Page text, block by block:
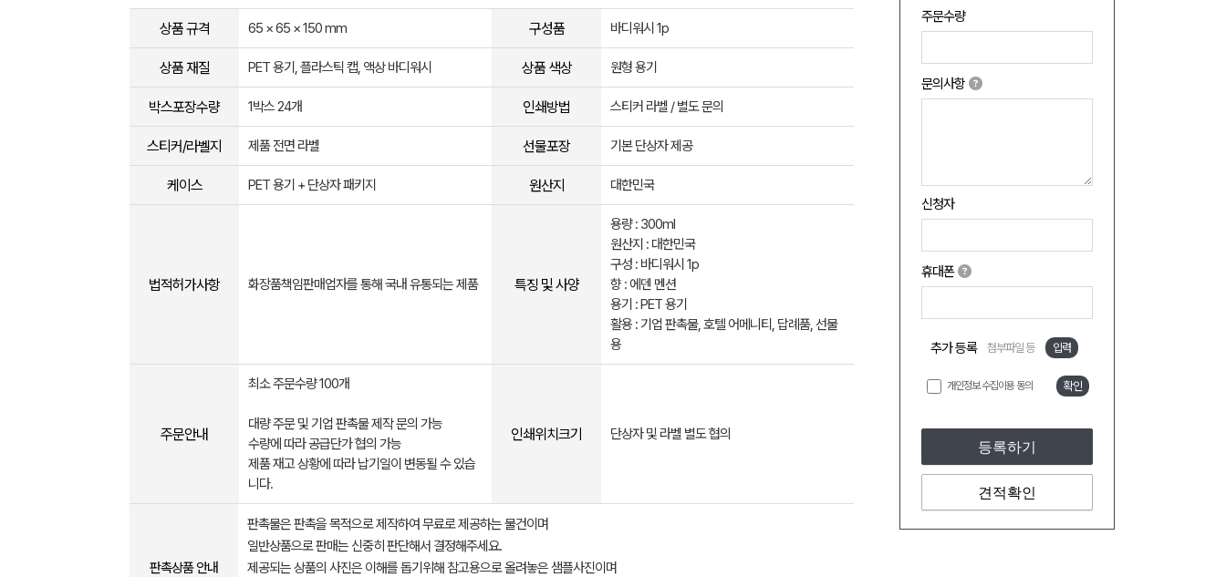
주문수량
문의사항
신청자
휴대폰
추가 등록 첨부파일 등 입력
개인정보 수집이용 동의 확인
등록하기
견적확인
상품 규격 65 × 65 × 150 mm 구성품 바디워시 1p
상품 재질 PET 용기, 플라스틱 캡, 액상 바디워시 상품 색상 원형 용기
박스포장수량 1박스 24개 인쇄방법 스티커 라벨 / 별도 문의
스티커/라벨지 제품 전면 라벨 선물포장 기본 단상자 제공
케이스 PET 용기 + 단상자 패키지 원산지 대한민국
법적허가사항 화장품책임판매업자를 통해 국내 유통되는 제품 특징 및 사양
용량 : 300ml
원산지 : 대한민국
구성 : 바디워시 1p
향 : 에덴 멘션
용기 : PET 용기
활용 : 기업 판촉물, 호텔 어메니티, 답례품, 선물
용
주문안내
최소 주문수량 100개
대량 주문 및 기업 판촉물 제작 문의 가능
수량에 따라 공급단가 협의 가능
제품 재고 상황에 따라 납기일이 변동될 수 있습
니다.
인쇄위치크기 단상자 및 라벨 별도 협의
판촉상품 안내
판촉물은 판촉을 목적으로 제작하여 무료로 제공하는 물건이며
일반상품으로 판매는 신중히 판단해서 결정해주세요.
제공되는 상품의 사진은 이해를 돕기위해 참고용으로 올려놓은 샘플사진이며